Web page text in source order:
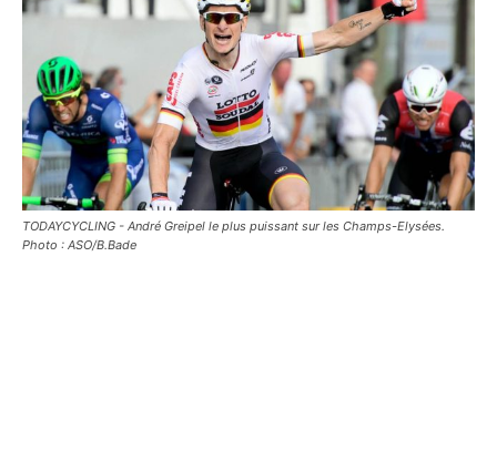
TODAYCYCLING - André Greipel le plus puissant sur les Champs-Elysées.
Photo : ASO/B.Bade